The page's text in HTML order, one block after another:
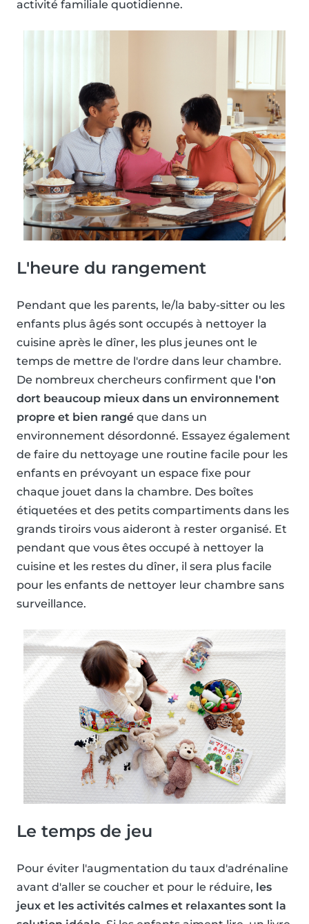
activité familiale quotidienne.
L'heure du rangement
Pendant que les parents, le/la baby-sitter ou les
enfants plus âgés sont occupés à nettoyer la
cuisine après le dîner, les plus jeunes ont le
temps de mettre de l'ordre dans leur chambre.
De nombreux chercheurs confirment que l'on
dort beaucoup mieux dans un environnement
propre et bien rangé que dans un
environnement désordonné. Essayez également
de faire du nettoyage une routine facile pour les
enfants en prévoyant un espace fixe pour
chaque jouet dans la chambre. Des boîtes
étiquetées et des petits compartiments dans les
grands tiroirs vous aideront à rester organisé. Et
pendant que vous êtes occupé à nettoyer la
cuisine et les restes du dîner, il sera plus facile
pour les enfants de nettoyer leur chambre sans
surveillance.
Le temps de jeu
Pour éviter l'augmentation du taux d'adrénaline
avant d'aller se coucher et pour le réduire, les
jeux et les activités calmes et relaxantes sont la